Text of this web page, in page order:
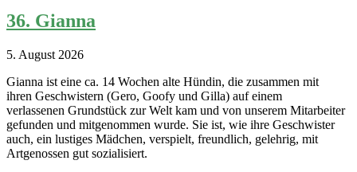
36. Gianna
5. August 2026
Gianna ist eine ca. 14 Wochen alte Hündin, die zusammen mit
ihren Geschwistern (Gero, Goofy und Gilla) auf einem
verlassenen Grundstück zur Welt kam und von unserem Mitarbeiter
gefunden und mitgenommen wurde. Sie ist, wie ihre Geschwister
auch, ein lustiges Mädchen, verspielt, freundlich, gelehrig, mit
Artgenossen gut sozialisiert.